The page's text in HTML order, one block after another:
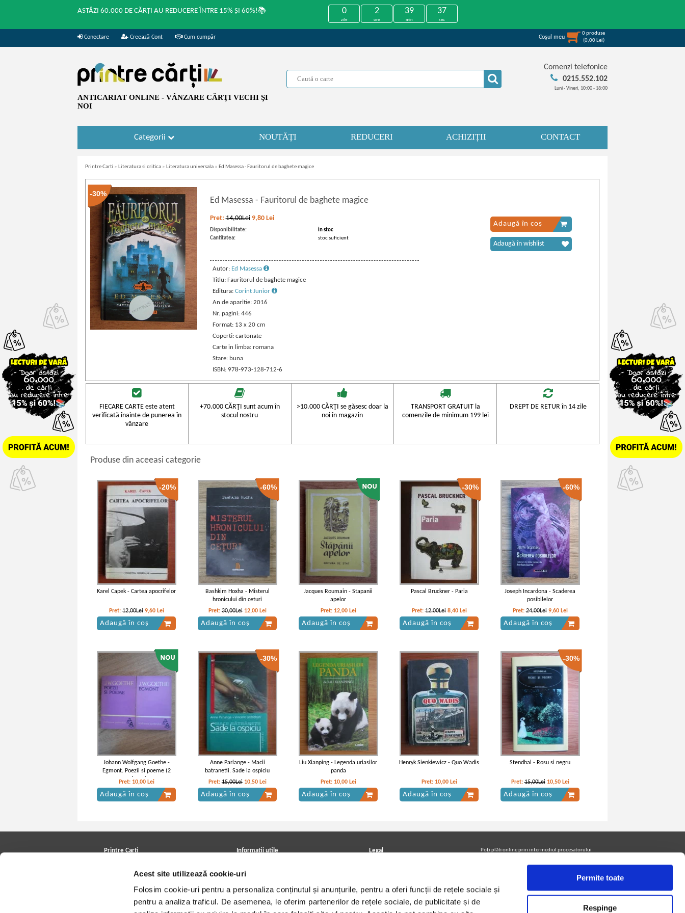
Acest site utilizează cookie-uri
Folosim cookie-uri pentru a personaliza conținutul și anunțurile, pentru a oferi funcții de rețele sociale și
pentru a analiza traficul. De asemenea, le oferim partenerilor de rețele sociale, de publicitate și de
Permite toate
Respinge
ASTĂZI 60.000 DE CĂRȚI AU REDUCERE ÎNTRE 15% ȘI 60%!📚 0
zile
2
ore
39
min
37
sec
Conectare Creează Cont Cum cumpăr Coşul meu
0produse
(0,00 Lei)
ANTICARIAT ONLINE - VÂNZARE CĂRŢI VECHI ŞI
NOI
Comenzi telefonice
0215.552.102
Luni - Vineri, 10:00 - 18:00
Categorii NOUTĂȚI REDUCERI ACHIZIȚII CONTACT
Printre Carti » Literatura si critica » Literatura universala » Ed Masessa - Fauritorul de baghete magice
-30%
Ed Masessa - Fauritorul de baghete magice
Pret:14,00Lei 9,80 Lei
Disponibilitate:
in stoc
Cantitatea:
stoc suficient
Autor: Ed Masessa
Titlu: Fauritorul de baghete magice
Editura: Corint Junior
An de aparitie: 2016
Nr. pagini: 446
Format: 13 x 20 cm
Coperti: cartonate
Carte in limba: romana
Stare: buna
ISBN: 978-973-128-712-6
Adaugă în coș
Adaugă în wishlist
FIECARE CARTE este atent
verificată înainte de punerea în
vânzare
+70.000 CĂRŢI sunt acum în
stocul nostru
>10.000 CĂRŢI se găsesc doar la
noi în magazin
TRANSPORT GRATUIT la
comenzile de minimum 199 lei
DREPT DE RETUR în 14 zile
Produse din aceeasi categorie
-20%
Karel Capek - Cartea apocrifelor
Pret: 12,00Lei 9,60 Lei
Adaugă în coș
-60%
Bashkim Hoxha - Misterul
hronicului din ceturi
Pret:30,00Lei 12,00 Lei
Adaugă în coș
Jacques Roumain - Stapanii
apelor
Pret: 12,00 Lei
Adaugă în coș
-30%
Pascal Bruckner - Paria
Pret:12,00Lei 8,40 Lei
Adaugă în coș
-60%
Joseph Incardona - Scaderea
posibilelor
Pret:24,00Lei 9,60 Lei
Adaugă în coș
Johann Wolfgang Goethe -
Egmont. Poezii si poeme (2
volume)
Pret: 10,00 Lei
Adaugă în coș
-30%
Anne Parlange - Macii
batranetii. Sade la ospiciu
Pret:15,00Lei 10,50 Lei
Adaugă în coș
Liu Xianping - Legenda uriasilor
panda
Pret: 10,00 Lei
Adaugă în coș
Henryk Sienkiewicz - Quo Wadis
Pret: 10,00 Lei
Adaugă în coș
-30%
Stendhal - Rosu si negru
Pret:15,00Lei 10,50 Lei
Adaugă în coș
Printre Carti
Cele mai căutate cărți
Informatii utile
Achizitii viniluri, casete, CD/DVD
Cum cumpar?
Politica de livrare
Retur comenzi
Legal
Termeni si conditii
Utilizare cookie-uri
Poţi plăti online prin intermediul procesatorului
Urmăreşte-ne pe facebook pentru a fi la curent cu